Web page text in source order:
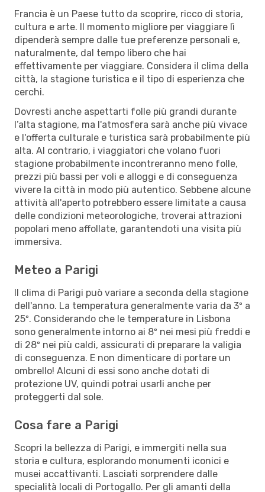
Francia è un Paese tutto da scoprire, ricco di storia,
cultura e arte. Il momento migliore per viaggiare lì
dipenderà sempre dalle tue preferenze personali e,
naturalmente, dal tempo libero che hai
effettivamente per viaggiare. Considera il clima della
città, la stagione turistica e il tipo di esperienza che
cerchi.
Dovresti anche aspettarti folle più grandi durante
l’alta stagione, ma l'atmosfera sarà anche più vivace
e l'offerta culturale e turistica sarà probabilmente più
alta. Al contrario, i viaggiatori che volano fuori
stagione probabilmente incontreranno meno folle,
prezzi più bassi per voli e alloggi e di conseguenza
vivere la città in modo più autentico. Sebbene alcune
attività all'aperto potrebbero essere limitate a causa
delle condizioni meteorologiche, troverai attrazioni
popolari meno affollate, garantendoti una visita più
immersiva.
Meteo a Parigi
Il clima di Parigi può variare a seconda della stagione
dell'anno. La temperatura generalmente varia da 3º a
25º. Considerando che le temperature in Lisbona
sono generalmente intorno ai 8º nei mesi più freddi e
di 28º nei più caldi, assicurati di preparare la valigia
di conseguenza. E non dimenticare di portare un
ombrello! Alcuni di essi sono anche dotati di
protezione UV, quindi potrai usarli anche per
proteggerti dal sole.
Cosa fare a Parigi
Scopri la bellezza di Parigi, e immergiti nella sua
storia e cultura, esplorando monumenti iconici e
musei accattivanti. Lasciati sorprendere dalle
specialità locali di Portogallo. Per gli amanti della